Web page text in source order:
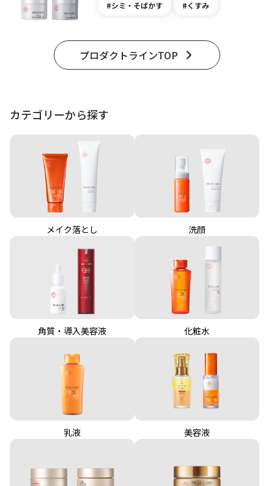
シミ・そばかす くすみ
プロダクトラインTOP
カテゴリーから探す
メイク落とし 洗顔
角質・導入美容液 化粧水
乳液 美容液